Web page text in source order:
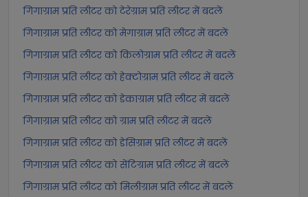
गिगाग्राम प्रति लीटर को टेरेग्राम प्रति लीटर में बदलें
गिगाग्राम प्रति लीटर को मेगाग्राम प्रति लीटर में बदलें
गिगाग्राम प्रति लीटर को किलोग्राम प्रति लीटर में बदलें
गिगाग्राम प्रति लीटर को हेक्टोग्राम प्रति लीटर में बदलें
गिगाग्राम प्रति लीटर को डेकाग्राम प्रति लीटर में बदलें
गिगाग्राम प्रति लीटर को ग्राम प्रति लीटर में बदलें
गिगाग्राम प्रति लीटर को डेसिग्राम प्रति लीटर में बदलें
गिगाग्राम प्रति लीटर को सेंटिग्राम प्रति लीटर में बदलें
गिगाग्राम प्रति लीटर को मिलीग्राम प्रति लीटर में बदलें